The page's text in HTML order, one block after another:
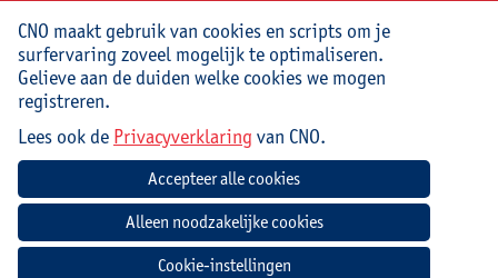
Jouw bijdrage: 69 EUR.
Inlichtingen bij: Carolyn Smout, 03 265 29 73,
carolyn.smout@uantwerpen.be
Mee te brengen door cursist
Breng digitaal lesmateriaal, een cursus, handboek of
werkboek mee waarmee je aan de slag wil gaan.
Beginuur Einduur
CNO maakt gebruik van cookies en scripts om je
surfervaring zoveel mogelijk te optimaliseren.
Gelieve aan de duiden welke cookies we mogen
registreren.
Lees ook de Privacyverklaring van CNO.
Cookie-instellingen